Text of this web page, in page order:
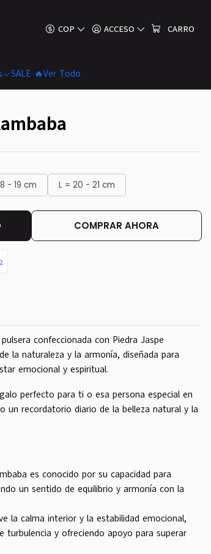
COP ACCESO CARRO
SALE 🔥Ver Todo
- 19 cm L = 20 - 21 cm
COMPRAR AHORA
confeccionada con Piedra Jaspe
la naturaleza y la armonía, diseñada para
emocional y espiritual.
perfecto para ti o esa persona especial en
un recordatorio diario de la belleza natural y la
es conocido por su capacidad para
un sentido de equilibrio y armonía con la
la calma interior y la estabilidad emocional,
y ofreciendo apoyo para superar